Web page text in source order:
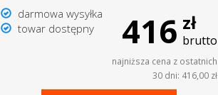
darmowa wysyłka
towar dostępny
416 zł
brutto
najniższa cena z ostatnich
30 dni: 416,00 zł